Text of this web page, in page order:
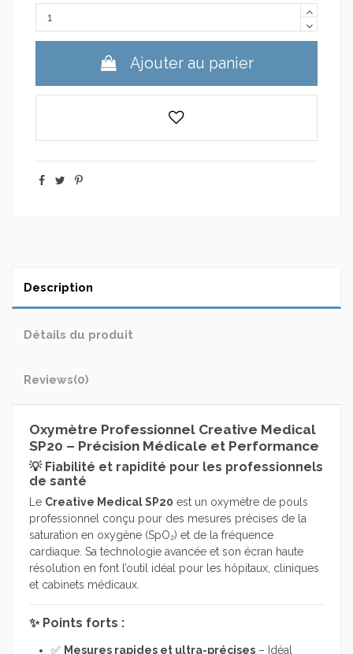
Ajouter au panier
Description
Détails du produit
Reviews(0)
Oxymètre Professionnel Creative Medical
SP20 – Précision Médicale et Performance
💡 Fiabilité et rapidité pour les professionnels
de santé
Le Creative Medical SP20 est un oxymètre de pouls
professionnel conçu pour des mesures précises de la
saturation en oxygène (SpO₂) et de la fréquence
cardiaque. Sa technologie avancée et son écran haute
résolution en font l’outil idéal pour les hôpitaux, cliniques
et cabinets médicaux.
✨ Points forts :
✅ Mesures rapides et ultra-précises – Idéal